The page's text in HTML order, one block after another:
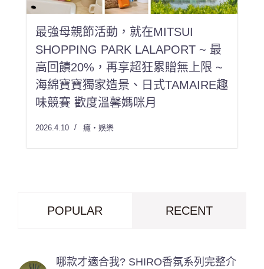
最強母親節活動，就在MITSUI
SHOPPING PARK LALAPORT ~ 最
高回饋20%，再享超狂累贈無上限 ~
海綿寶寶獨家造景、日式TAMAIRE趣
味競賽 歡度溫馨媽咪月
2026.4.10 癮・娛樂
POPULAR RECENT
哪款才適合我? SHIRO香氛系列完整介